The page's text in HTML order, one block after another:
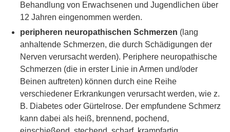
Behandlung von Erwachsenen und Jugendlichen über
12 Jahren eingenommen werden.
peripheren neuropathischen Schmerzen (lang
anhaltende Schmerzen, die durch Schädigungen der
Nerven verursacht werden). Periphere neuropathische
Schmerzen (die in erster Linie in Armen und/oder
Beinen auftreten) können durch eine Reihe
verschiedener Erkrankungen verursacht werden, wie z.
B. Diabetes oder Gürtelrose. Der empfundene Schmerz
kann dabei als heiß, brennend, pochend,